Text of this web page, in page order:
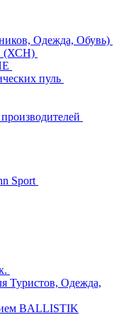
Одежда, Обувь)
(ХСН)
пуль
Sport
Туристов, Одежда,
BALLISTIK